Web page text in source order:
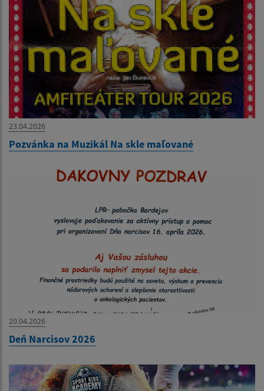
23.04.2026
Pozvánka na Muzikál Na skle maľované
20.04.2026
Deň Narcisov 2026